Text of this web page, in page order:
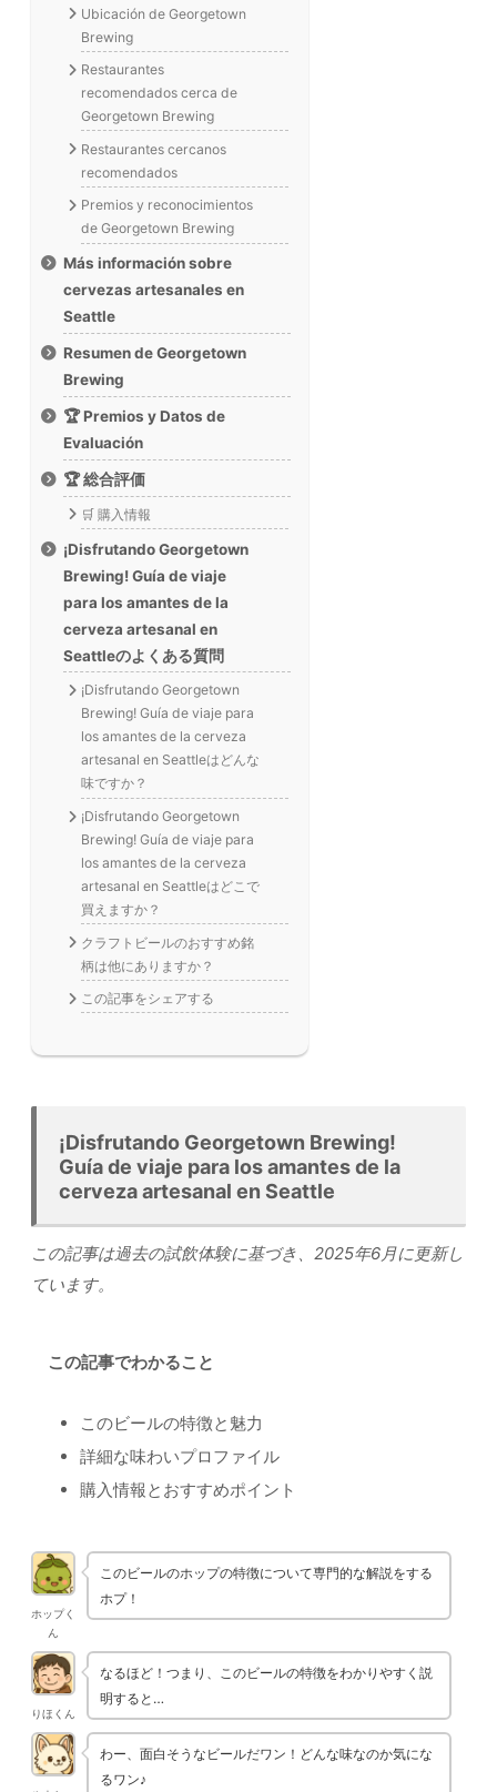
Ubicación de Georgetown
Brewing
Restaurantes
recomendados cerca de
Georgetown Brewing
Restaurantes cercanos
recomendados
Premios y reconocimientos
de Georgetown Brewing
Más información sobre
cervezas artesanales en
Seattle
Resumen de Georgetown
Brewing
🏆 Premios y Datos de
Evaluación
🏆 総合評価
🛒 購入情報
¡Disfrutando Georgetown
Brewing! Guía de viaje
para los amantes de la
cerveza artesanal en
Seattleのよくある質問
¡Disfrutando Georgetown
Brewing! Guía de viaje para
los amantes de la cerveza
artesanal en Seattleはどんな
味ですか？
¡Disfrutando Georgetown
Brewing! Guía de viaje para
los amantes de la cerveza
artesanal en Seattleはどこで
買えますか？
クラフトビールのおすすめ銘
柄は他にありますか？
この記事をシェアする
¡Disfrutando Georgetown Brewing!
Guía de viaje para los amantes de la
cerveza artesanal en Seattle
この記事は過去の試飲体験に基づき、2025年6月に更新し
ています。
この記事でわかること
このビールの特徴と魅力
詳細な味わいプロファイル
購入情報とおすすめポイント
ホップく
ん
このビールのホップの特徴について専門的な解説をする
ホプ！
りほくん
なるほど！つまり、このビールの特徴をわかりやすく説
明すると…
わー、面白そうなビールだワン！どんな味なのか気にな
るワン♪